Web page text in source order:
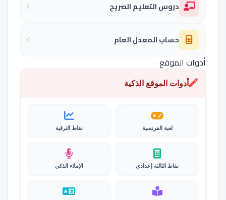
دروس التعليم الصريح
حساب المعدل العام
أدوات الموقع
أدوات الموقع الذكية
لعبة الفرنسية نقاط الترقية
نقاط الثالثة إعدادي الإملاء الذكي